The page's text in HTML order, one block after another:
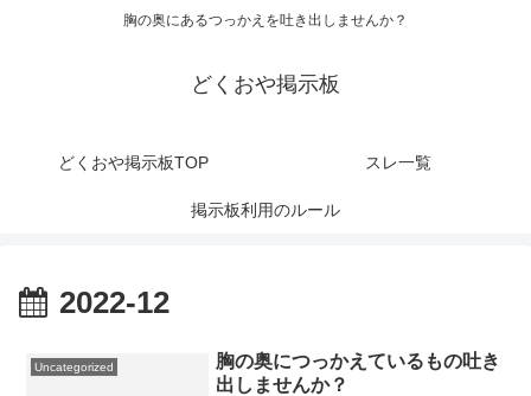
胸の奥にあるつっかえを吐き出しませんか？
どくおや掲示板
どくおや掲示板TOP スレ一覧
掲示板利用のルール
2022-12
Uncategorized
胸の奥につっかえているもの吐き
出しませんか？